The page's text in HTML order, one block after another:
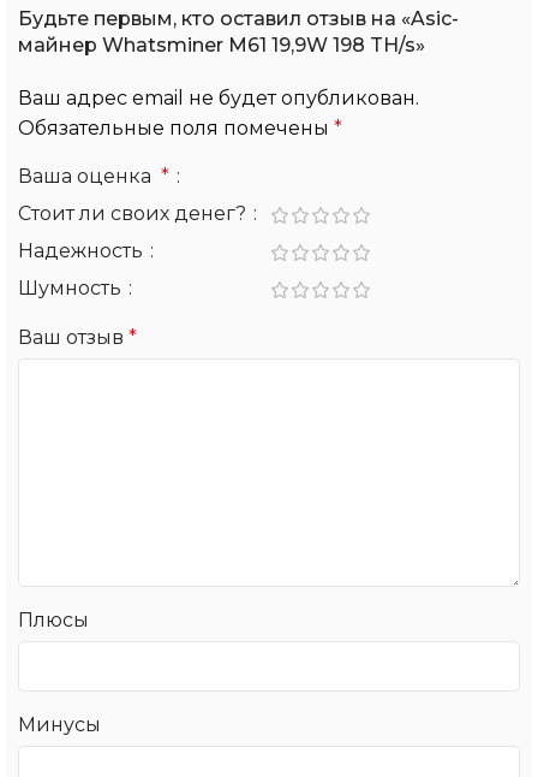
Будьте первым, кто оставил отзыв на «Asic-
майнер Whatsminer M61 19,9W 198 TH/s»
Ваш адрес email не будет опубликован.
Обязательные поля помечены *
Ваша оценка *
Стоит ли своих денег?
Надежность
Шумность
Ваш отзыв *
Плюсы
Минусы